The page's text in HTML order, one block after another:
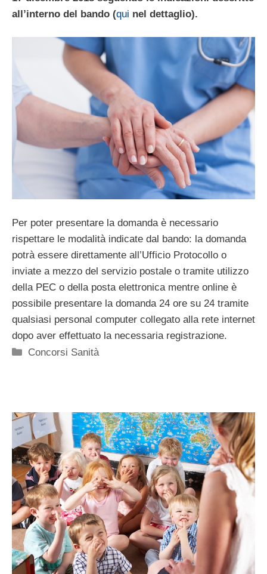
all’interno del bando (qui nel dettaglio).
Per poter presentare la domanda è necessario
rispettare le modalità indicate dal bando: la domanda
potrà essere direttamente all’Ufficio Protocollo o
inviate a mezzo del servizio postale o tramite utilizzo
della PEC o della posta elettronica mentre online è
possibile presentare la domanda 24 ore su 24 tramite
qualsiasi personal computer collegato alla rete internet
dopo aver effettuato la necessaria registrazione.
Categorie
Concorsi Sanità